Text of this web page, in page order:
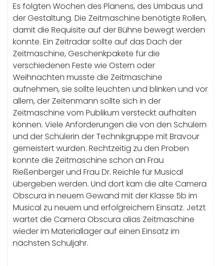
Es folgten Wochen des Planens, des Umbaus und
der Gestaltung. Die Zeitmaschine benötigte Rollen,
damit die Requisite auf der Bühne bewegt werden
konnte. Ein Zeitradar sollte auf das Dach der
Zeitmaschine, Geschenkpakete für die
verschiedenen Feste wie Ostern oder
Weihnachten musste die Zeitmaschine
aufnehmen, sie sollte leuchten und blinken und vor
allem, der Zeitenmann sollte sich in der
Zeitmaschine vom Publikum versteckt aufhalten
können. Viele Anforderungen die von den Schülern
und der Schülerin der Technikgruppe mit Bravour
gemeistert wurden. Rechtzeitig zu den Proben
konnte die Zeitmaschine schon an Frau
Rießenberger und Frau Dr. Reichle für Musical
übergeben werden. Und dort kam die alte Camera
Obscura in neuem Gewand mit der Klasse 5b im
Musical zu neuem und erfolgreichem Einsatz. Jetzt
wartet die Camera Obscura alias Zeitmaschine
wieder im Materiallager auf einen Einsatz im
nächsten Schuljahr.